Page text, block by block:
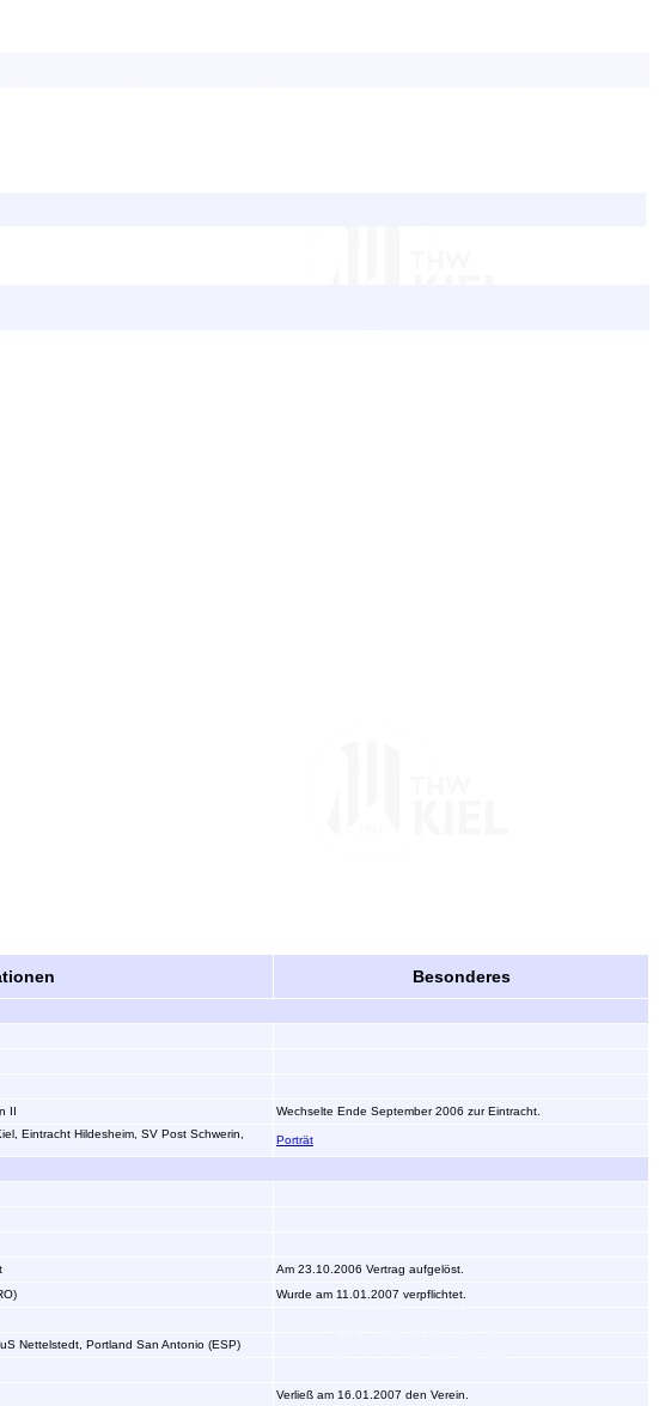
Besonderes
II Wechselte Ende September 2006 zur Eintracht.
Eintracht Hildesheim, SV Post Schwerin,
Porträt
Am 23.10.2006 Vertrag aufgelöst.
Wurde am 11.01.2007 verpflichtet.
Nettelstedt, Portland San Antonio (ESP)
Verließ am 16.01.2007 den Verein.